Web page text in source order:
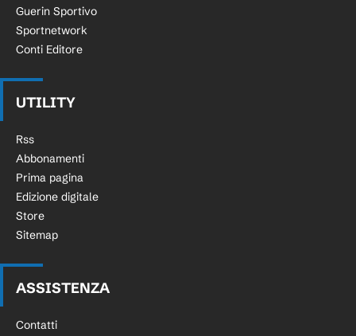
Guerin Sportivo
Sportnetwork
Conti Editore
UTILITY
Rss
Abbonamenti
Prima pagina
Edizione digitale
Store
Sitemap
ASSISTENZA
Contatti